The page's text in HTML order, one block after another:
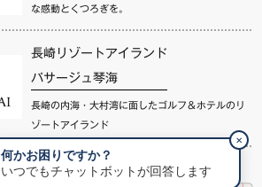
な感動とくつろぎを。
長崎リゾートアイランド
パサージュ琴海
長崎の内海・大村湾に面したゴルフ＆ホテルのリ
ゾートアイランド
何かお困りですか？
いつでもチャットボットが回答します
✕